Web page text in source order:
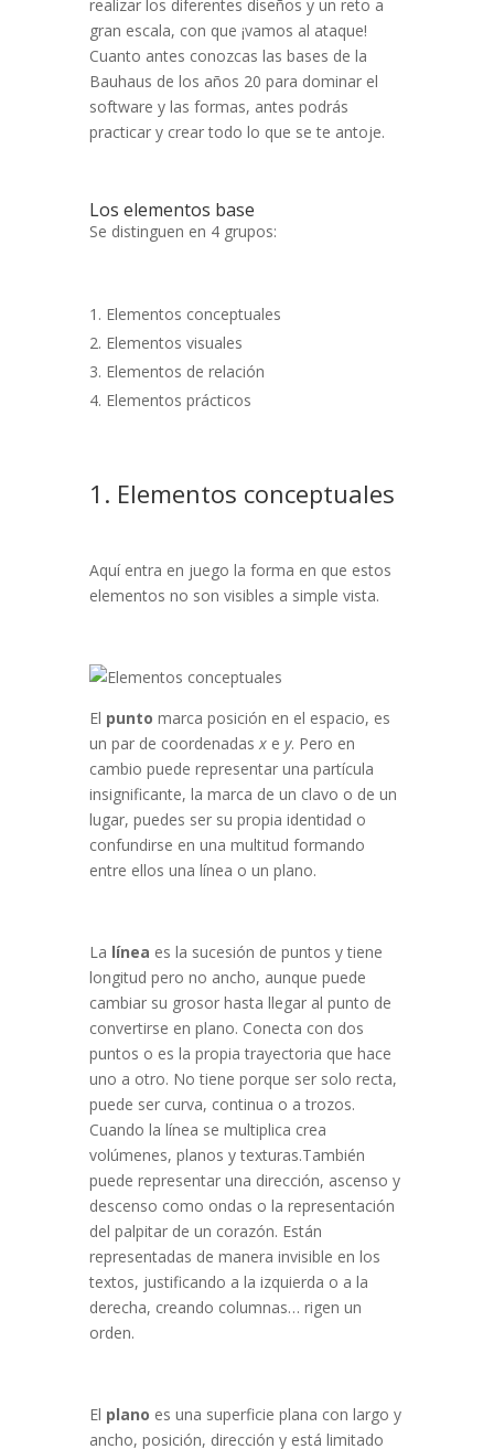
realizar los diferentes diseños y un reto a
gran escala, con que ¡vamos al ataque!
Cuanto antes conozcas las bases de la
Bauhaus de los años 20 para dominar el
software y las formas, antes podrás
practicar y crear todo lo que se te antoje.
Los elementos base
Se distinguen en 4 grupos:
Elementos conceptuales
Elementos visuales
Elementos de relación
Elementos prácticos
1. Elementos conceptuales
Aquí entra en juego la forma en que estos
elementos no son visibles a simple vista.
El punto marca posición en el espacio, es
un par de coordenadas x e y. Pero en
cambio puede representar una partícula
insignificante, la marca de un clavo o de un
lugar, puedes ser su propia identidad o
confundirse en una multitud formando
entre ellos una línea o un plano.
La línea es la sucesión de puntos y tiene
longitud pero no ancho, aunque puede
cambiar su grosor hasta llegar al punto de
convertirse en plano. Conecta con dos
puntos o es la propia trayectoria que hace
uno a otro. No tiene porque ser solo recta,
puede ser curva, continua o a trozos.
Cuando la línea se multiplica crea
volúmenes, planos y texturas.También
puede representar una dirección, ascenso y
descenso como ondas o la representación
del palpitar de un corazón. Están
representadas de manera invisible en los
textos, justificando a la izquierda o a la
derecha, creando columnas… rigen un
orden.
El plano es una superficie plana con largo y
ancho, posición, dirección y está limitado